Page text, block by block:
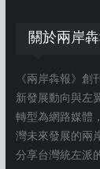
關於兩岸
《兩岸犇報》創
新發展動向與左
轉型為網路媒體
灣未來發展的兩
分享台灣統左派